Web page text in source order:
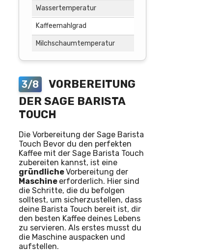
Wassertemperatur
Kaffeemahlgrad
Milchschaumtemperatur
3/8
VORBEREITUNG
DER SAGE BARISTA
TOUCH
Die Vorbereitung der Sage Barista
Touch Bevor du den perfekten
Kaffee mit der Sage Barista Touch
zubereiten kannst, ist eine
gründlicheVorbereitung der
Maschine erforderlich. Hier sind
die Schritte, die du befolgen
solltest, um sicherzustellen, dass
deine Barista Touch bereit ist, dir
den besten Kaffee deines Lebens
zu servieren. Als erstes musst du
die Maschine auspacken und
aufstellen.